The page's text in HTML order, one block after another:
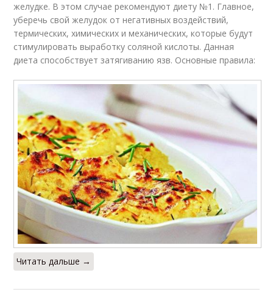
желудке. В этом случае рекомендуют диету №1. Главное,
уберечь свой желудок от негативных воздействий,
термических, химических и механических, которые будут
стимулировать выработку соляной кислоты. Данная
диета способствует затягиванию язв. Основные правила:
Читать дальше →